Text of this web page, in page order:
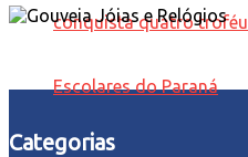
Categorias